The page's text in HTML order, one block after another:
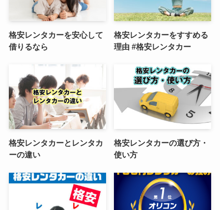
格安レンタカーを安心して
借りるなら
格安レンタカーをすすめる
理由 #格安レンタカー
格安レンタカーとレンタカ
ーの違い
格安レンタカーの選び方・
使い方